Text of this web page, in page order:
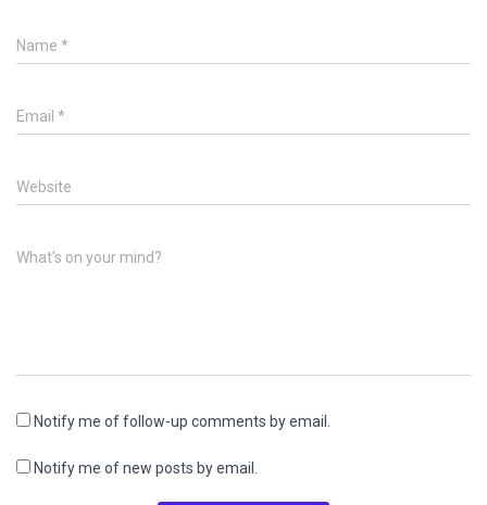
Name *
Email *
Website
What's on your mind?
Notify me of follow-up comments by email.
Notify me of new posts by email.